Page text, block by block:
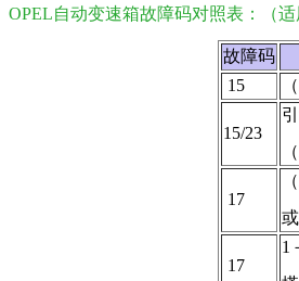
OPEL自动变速箱故障码对照表：（
故障码
15
15/23
17
17
1